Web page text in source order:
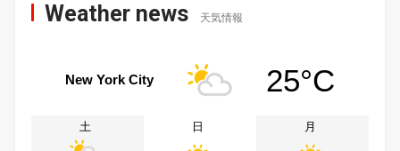
Weather news 天気情報
New York City 25°C
土 日 月